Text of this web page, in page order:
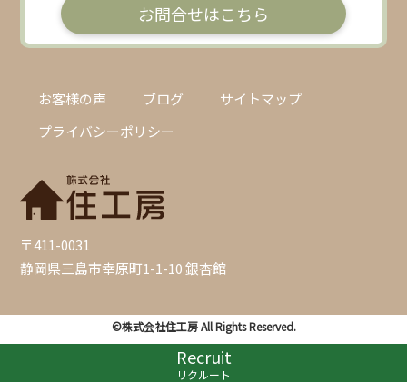
Recruit
リクルート
お問合せはこちら
〒411-0031
静岡県三島市幸原町1-1-10 銀杏館
お客様の声 ブログ
サイトマップ
プライバシーポリシー
©株式会社住工房 All Rights Reserved.